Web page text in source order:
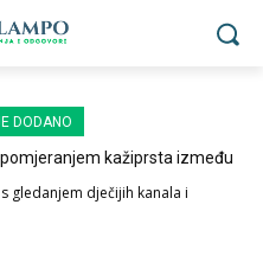
DODANO
kažiprsta između
gledanjem dječijih kanala i